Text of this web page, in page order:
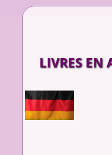
LIVRES EN